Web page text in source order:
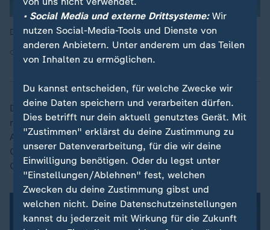
Die Wetter-Aussichten im Überlick.
Die Höchstwerte am Mittwoch: im äußersten Norden
maximal 22 bis 25 Grad, ansonsten 25 bis 29 Grad.
Am Donnerstag werden überall höchstens 22 bis 27
Grad erreicht. In den Nächten kühlt es auf 18 bis 11
Grad ab.
• Social Media und externe Drittsysteme:Wir
nutzen Social-Media-Tools und Dienste von
anderen Anbietern. Unter anderem um das Teilen
von Inhalten zu ermöglichen.
Du kannst entscheiden, für welche Zwecke wir
deine Daten speichern und verarbeiten dürfen.
Dies betrifft nur dein aktuell genutztes Gerät. Mit
"Zustimmen" erklärst du deine Zustimmung zu
unserer Datenverarbeitung, für die wir deine
Einwilligung benötigen. Oder du legst unter
"Einstellungen/Ablehnen" fest, welchen
Zwecken du deine Zustimmung gibst und
welchen nicht. Deine Datenschutzeinstellungen
kannst du jederzeit mit Wirkung für die Zukunft